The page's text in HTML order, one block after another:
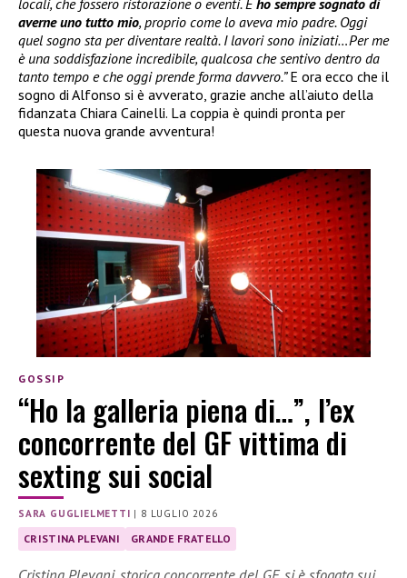
averne uno tutto mio, proprio come lo aveva mio padre. Oggi
quel sogno sta per diventare realtà. I lavori sono iniziati…Per me
è una soddisfazione incredibile, qualcosa che sentivo dentro da
tanto tempo e che oggi prende forma davvero.”E ora ecco che il
sogno di Alfonso si è avverato, grazie anche all’aiuto della
fidanzata Chiara Cainelli. La coppia è quindi pronta per
questa nuova grande avventura!
GOSSIP
“Ho la galleria piena di…”, l’ex
concorrente del GF vittima di
sexting sui social
SARA GUGLIELMETTI | 8 LUGLIO 2026
CRISTINA PLEVANI GRANDE FRATELLO